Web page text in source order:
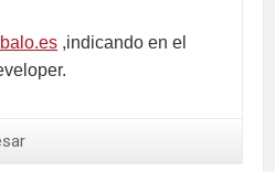
,indicando en el